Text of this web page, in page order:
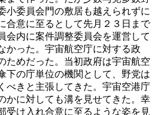
小委員会門の敷居も越えられずに
合意に至るとして先月２３日まで
会内に案件調整委員会を運営して
かった。宇宙航空庁に対する政
ためだった。当初政府は宇宙航空
下の庁単位の機関として、野党は
べきと主張してきた。宇宙空港庁
かに対しても溝を見せてきた。幸
受け入れ合意に至るような姿を見